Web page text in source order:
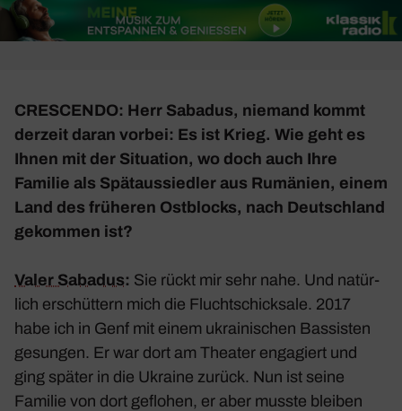
CRESCENDO: Herr Sabadus, niemand kommt
derzeit daran vorbei: Es ist Krieg. Wie geht es
Ihnen mit der Situa­tion, wo doch auch Ihre
Familie als Spät­aus­siedler aus Rumä­nien, einem
Land des früheren Ostblocks, nach Deutsch­land
gekommen ist?
Valer Sabadus: Sie rückt mir sehr nahe. Und natür­
lich erschüt­tern mich die Flucht­schick­sale. 2017
habe ich in Genf mit einem ukrai­ni­schen Bassisten
gesungen. Er war dort am Theater enga­giert und
ging später in die Ukraine zurück. Nun ist seine
Familie von dort geflohen, er aber musste bleiben